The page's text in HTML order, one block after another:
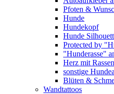
Pfoten &
Hunde
Hundekopf
Hunde
Protected by
"Hunderasse"
Herz mit
sonstige
Blüten &
Wandtattoos